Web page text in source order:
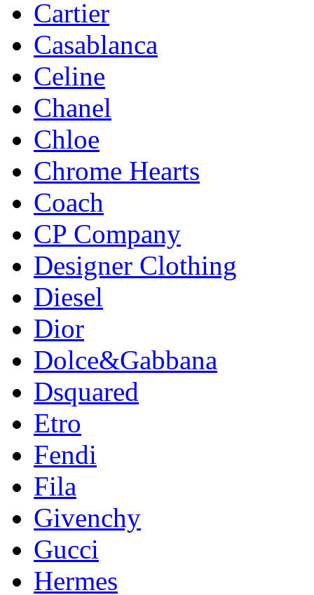
Cartier
Casablanca
Celine
Chanel
Chloe
Chrome Hearts
Coach
CP Company
Designer Clothing
Diesel
Dior
Dolce&Gabbana
Dsquared
Etro
Fendi
Fila
Givenchy
Gucci
Hermes